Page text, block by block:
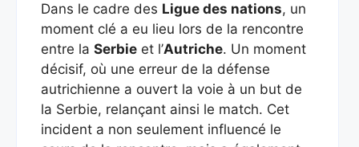
Dans le cadre des Ligue des nations, un
moment clé a eu lieu lors de la rencontre
entre la Serbie et l’Autriche. Un moment
décisif, où une erreur de la défense
autrichienne a ouvert la voie à un but de
la Serbie, relançant ainsi le match. Cet
incident a non seulement influencé le